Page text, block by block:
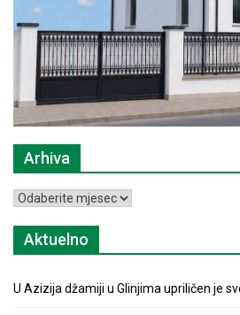
Arhiva
Arhiva
Aktuelno
U Azizija džamiji u Glinjima upriličen je